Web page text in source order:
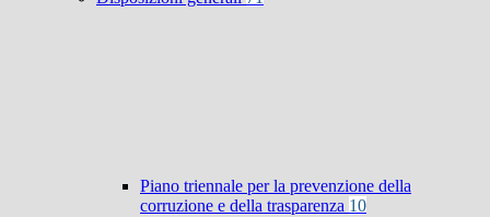
Piano triennale per la prevenzione della
corruzione e della trasparenza 10